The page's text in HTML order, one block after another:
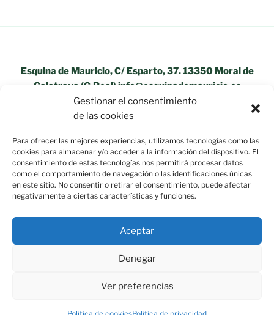
Gestionar el consentimiento
de las cookies
Para ofrecer las mejores experiencias, utilizamos tecnologías como las
cookies para almacenar y/o acceder a la información del dispositivo. El
consentimiento de estas tecnologías nos permitirá procesar datos
como el comportamiento de navegación o las identificaciones únicas
en este sitio. No consentir o retirar el consentimiento, puede afectar
negativamente a ciertas características y funciones.
Aceptar
Denegar
Ver preferencias
Esquina de Mauricio, C/ Esparto, 37. 13350 Moral de
Calatrava (C.Real) info@esquinademauricio.es
«Aviso Legal»